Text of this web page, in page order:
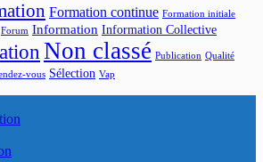
Formation continue Formation initiale
Forum Information Information Collective
Non classé Publication Qualité
vous Sélection Vap